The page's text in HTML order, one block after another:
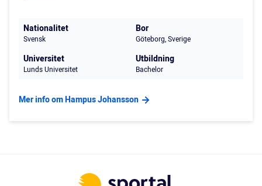
Nationalitet
Svensk
Bor
Göteborg, Sverige
Universitet
Lunds Universitet
Utbildning
Bachelor
Mer info om Hampus Johansson